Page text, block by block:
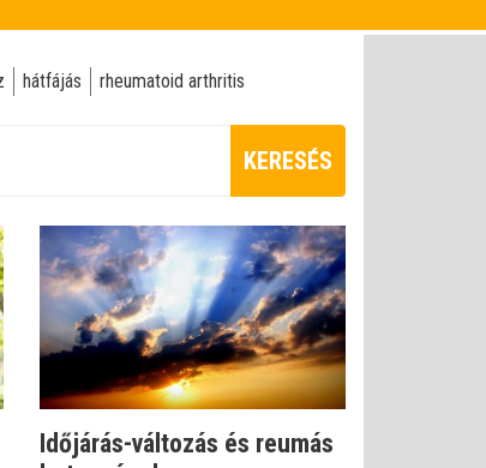
hátfájás rheumatoid arthritis
KERESÉS
Időjárás-változás és reumás